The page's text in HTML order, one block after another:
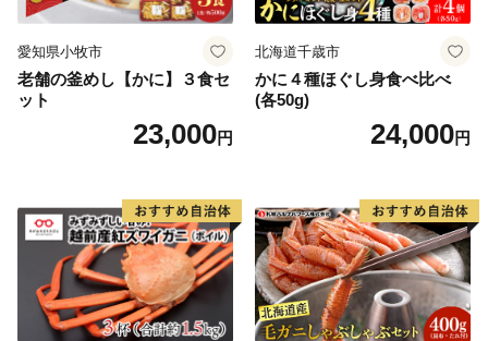
愛知県小牧市
老舗の釜めし【かに】３食セ
ット
23,000円
北海道千歳市
かに４種ほぐし身食べ比べ
(各50g)
24,000円